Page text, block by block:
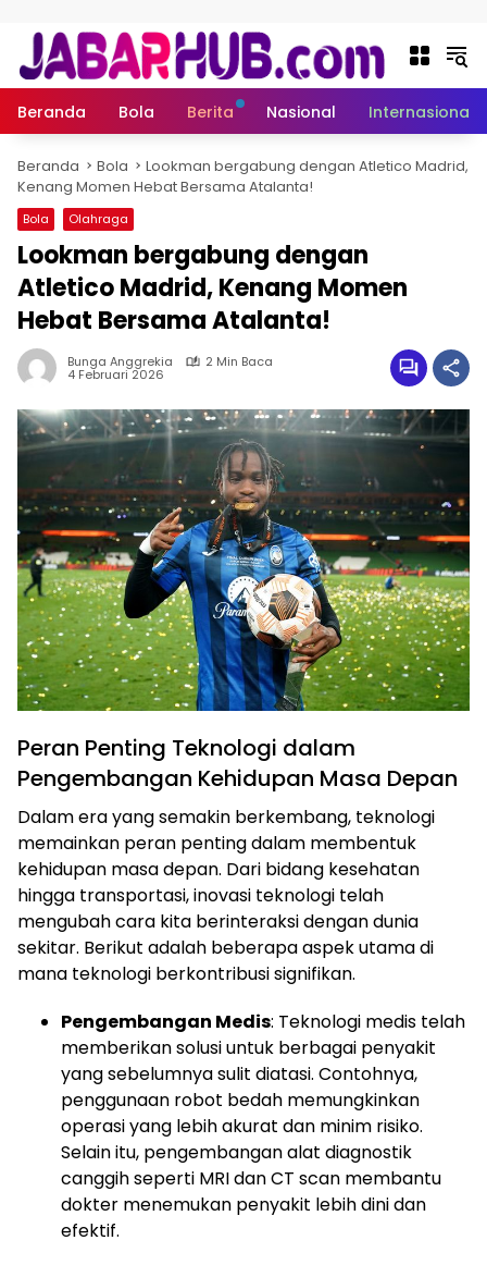
Beranda Bola Berita Nasional Internasional
Beranda Bola
Lookman bergabung dengan Atletico Madrid,
Kenang Momen Hebat Bersama Atalanta!
Bola Olahraga
Lookman bergabung dengan
Atletico Madrid, Kenang Momen
Hebat Bersama Atalanta!
Bunga Anggrekia 2 Min Baca
4 Februari 2026
Peran Penting Teknologi dalam
Pengembangan Kehidupan Masa Depan
Dalam era yang semakin berkembang, teknologi
memainkan peran penting dalam membentuk
kehidupan masa depan. Dari bidang kesehatan
hingga transportasi, inovasi teknologi telah
mengubah cara kita berinteraksi dengan dunia
sekitar. Berikut adalah beberapa aspek utama di
mana teknologi berkontribusi signifikan.
Pengembangan Medis: Teknologi medis telah
memberikan solusi untuk berbagai penyakit
yang sebelumnya sulit diatasi. Contohnya,
penggunaan robot bedah memungkinkan
operasi yang lebih akurat dan minim risiko.
Selain itu, pengembangan alat diagnostik
canggih seperti MRI dan CT scan membantu
dokter menemukan penyakit lebih dini dan
efektif.